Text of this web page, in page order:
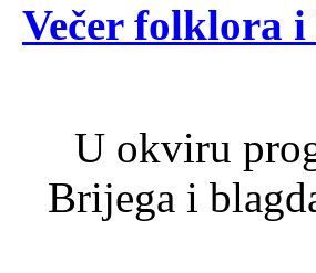
Večer folklora
U okviru
Brijega i